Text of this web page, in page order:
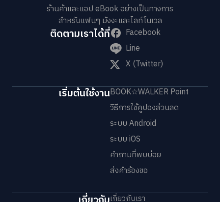
ร้านค้าและแอป eBook อย่างเป็นทางการ
สำหรับแฟนๆ มังงะและไลท์โนเวล
ติดตามเราได้ที่
Facebook
Line
X (Twitter)
เริ่มต้นใช้งานBOOK☆WALKER Point
วิธีการใช้คูปองส่วนลด
ระบบ Android
ระบบ iOS
คำถามที่พบบ่อย
ส่งคำร้องขอ
เกี่ยวกับเรา